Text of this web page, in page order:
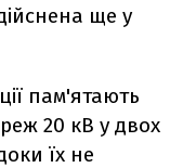
ще у
пам'ятають
20 кВ у двох
їх не